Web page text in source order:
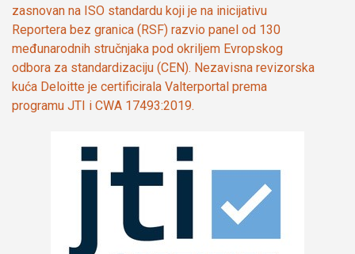
zasnovan na ISO standardu koji je na inicijativu
Reportera bez granica (RSF) razvio panel od 130
međunarodnih stručnjaka pod okriljem Evropskog
odbora za standardizaciju (CEN). Nezavisna revizorska
kuća Deloitte je certificirala Valterportal prema
programu JTI i CWA 17493:2019.